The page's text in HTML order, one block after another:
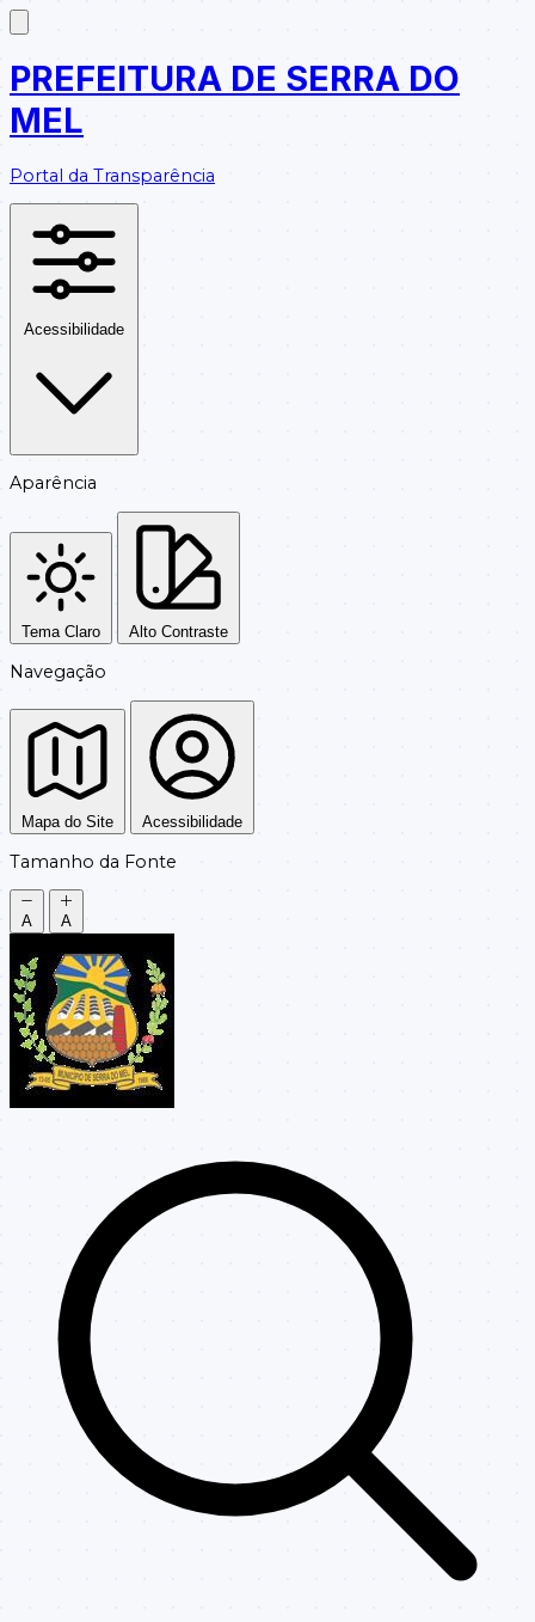
PREFEITURA DE SERRA DO
MEL
Portal da Transparência
Acessibilidade
Aparência
Tema Claro Alto Contraste
Navegação
Mapa do Site Acessibilidade
Tamanho da Fonte
A A